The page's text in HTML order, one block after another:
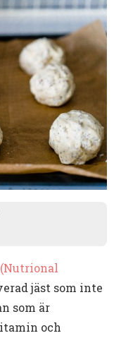
jäst som inte
som är
och